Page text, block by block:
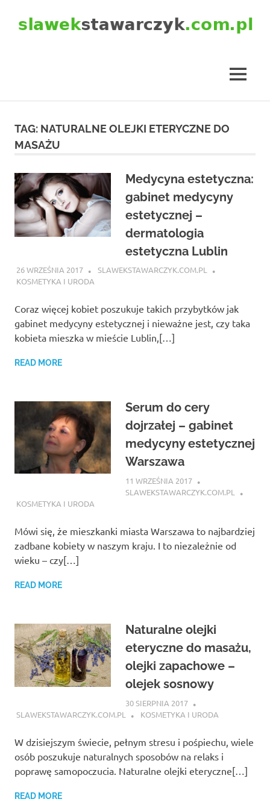
MENU
TAG: NATURALNE OLEJKI ETERYCZNE DO
MASAŻU
Medycyna estetyczna:
gabinet medycyny
estetycznej –
dermatologia
estetyczna Lublin
26 WRZEŚNIA 2017
SLAWEKSTAWARCZYK.COM.PL
KOSMETYKA I URODA
Coraz więcej kobiet poszukuje takich przybytków jak
gabinet medycyny estetycznej i nieważne jest, czy taka
kobieta mieszka w mieście Lublin,[…]
READ MORE
Serum do cery
dojrzałej – gabinet
medycyny estetycznej
Warszawa
11 WRZEŚNIA 2017
SLAWEKSTAWARCZYK.COM.PL
KOSMETYKA I URODA
Mówi się, że mieszkanki miasta Warszawa to najbardziej
zadbane kobiety w naszym kraju. I to niezależnie od
wieku – czy[…]
READ MORE
Naturalne olejki
eteryczne do masażu,
olejki zapachowe –
olejek sosnowy
30 SIERPNIA 2017
SLAWEKSTAWARCZYK.COM.PL
KOSMETYKA I URODA
W dzisiejszym świecie, pełnym stresu i pośpiechu, wiele
osób poszukuje naturalnych sposobów na relaks i
poprawę samopoczucia. Naturalne olejki eteryczne[…]
READ MORE